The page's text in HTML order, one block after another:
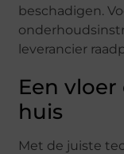
beschadigen.
leverancier
Een
huis
Met de juiste